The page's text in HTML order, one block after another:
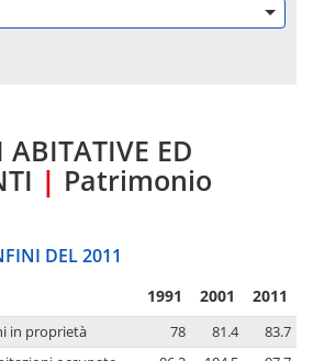
ED
| Patrimonio
DEL 2011
1991 2001 2011
in proprietà 78 81.4
83.7